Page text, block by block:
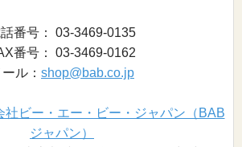
番号： 03-3469-0135
番号： 03-3469-0162
ール： shop@bab.co.jp
社ビー・エー・ビー・ジャパン（BAB
ジャパン）